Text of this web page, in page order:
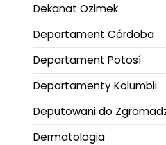
Dekanat Ozimek
Departament Córdoba
Departament Potosí
Departamenty Kolumbii
Deputowani do
Dermatologia